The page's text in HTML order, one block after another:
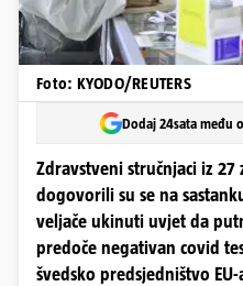
Foto: KYODO/REUTERS
Dodaj 24sata među
Zdravstveni stručnjaci iz 27
dogovorili su se na
veljače ukinuti uvjet da
predoče negativan covid
švedsko predsjedništvo EU-